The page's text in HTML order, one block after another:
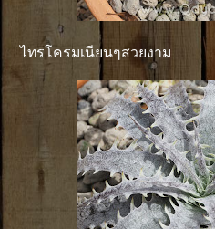
ไทรโครมเนียนๆสวยงาม